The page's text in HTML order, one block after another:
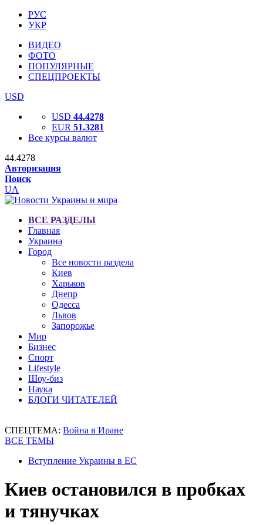
РУС
УКР
ВИДЕО
ФОТО
ПОПУЛЯРНЫЕ
СПЕЦПРОЕКТЫ
USD
USD 44.4278
EUR 51.3281
Все курсы валют
44.4278
Авторизация
Поиск
UA
ВСЕ РАЗДЕЛЫ
Главная
Украина
Город
Все новости раздела
Киев
Харьков
Днепр
Одесса
Львов
Запорожье
Мир
Бизнес
Спорт
Lifestyle
Шоу-биз
Наука
БЛОГИ ЧИТАТЕЛЕЙ
СПЕЦТЕМА: Война в Иране
ВСЕ ТЕМЫ
Вступление Украины в ЕС
Киев остановился в пробках
и тянучках